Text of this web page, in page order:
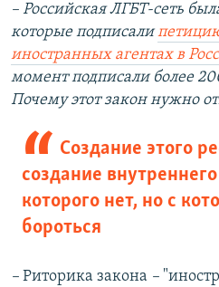
– Российская ЛГБТ-сеть
которые подписали
иностранных агентах в
момент подписали более
Почему этот закон нужно
Создание этого
создание
которого нет, но с
бороться
– Риторика закона –